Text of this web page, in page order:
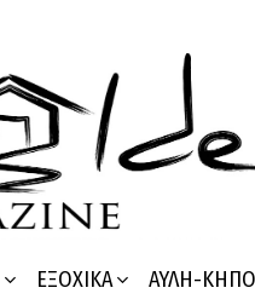
ΕΞΟΧΙΚΆ ΑΥΛΉ-